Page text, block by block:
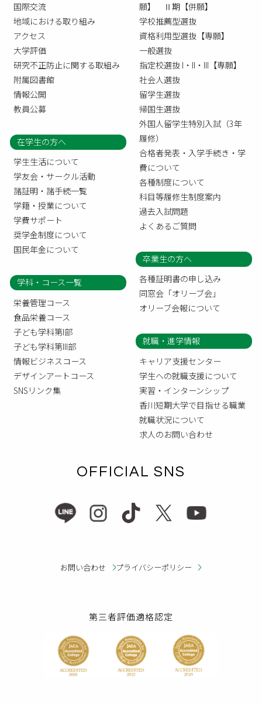
国際交流
地域における取り組み
アクセス
大学評価
研究不正防止に関する取組み
附属図書館
情報公開
教員公募
願】 Ⅱ期【併願】
学校推薦型選抜
資格利用型選抜【専願】
一般選抜
指定校選抜 I・II・III【専願】
社会人選抜
留学生選抜
帰国生選抜
外国人留学生特別入試（3年
履修）
合格者発表・入学手続き・学
費について
各種制度について
科目等履修生制度案内
過去入試問題
よくあるご質問
在学生の方へ
学生生活について
学友会・サークル活動
諸証明・諸手続一覧
学籍・授業について
学費サポート
奨学金制度について
国民年金について
卒業生の方へ
各種証明書の申し込み
同窓会「オリーブ会」
オリーブ会報について
学科・コース一覧
栄養管理コース
食品栄養コース
子ども学科第I部
子ども学科第III部
情報ビジネスコース
デザインアートコース
SNSリンク集
就職・進学情報
キャリア支援センター
学生への就職支援について
実習・インターンシップ
香川短期大学で目指せる職業
就職状況について
求人のお問い合わせ
OFFICIAL SNS
お問い合わせ プライバシーポリシー
第三者評価適格認定